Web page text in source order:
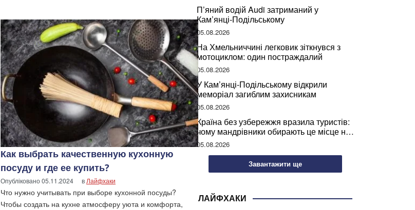
Как выбрать качественную кухонную
посуду и где ее купить?
Опубліковано05.11.2024 вЛайфхаки
Что нужно учитывать при выборе кухонной посуды?
Чтобы создать на кухне атмосферу уюта и комфорта,
П’яний водій Audi затриманий у
Кам’янці-Подільському
05.08.2026
На Хмельниччині легковик зіткнувся з
мотоциклом: один постраждалий
05.08.2026
У Кам’янці-Подільському відкрили
меморіал загиблим захисникам
05.08.2026
Країна без узбережжя вразила туристів:
чому мандрівники обирають це місце на
відпочинок
05.08.2026
Завантажити ще
ЛАЙФХАКИ